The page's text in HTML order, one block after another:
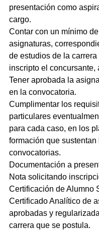
presentación como
cargo.
Contar con un mínimo
asignaturas,
de estudios de la
inscripto el concursante,
Tener aprobada la
en la convocatoria.
Cumplimentar los
particulares
para cada caso, en los
formación que sustentan
convocatorias.
Documentación a
Nota solicitando
Certificación de Alumno
Certificado Analítico de
aprobadas y
carrera que se postula.